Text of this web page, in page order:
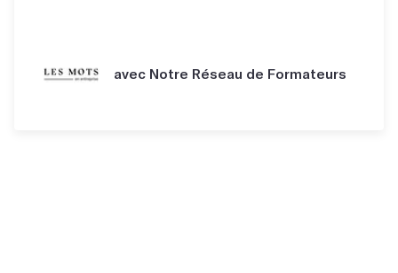
avec Notre Réseau de Formateurs